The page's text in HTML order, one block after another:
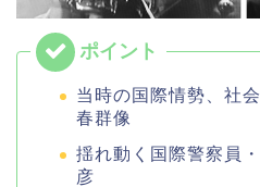
当時の国際情勢、社
春群像
揺れ動く国際警察員
彦